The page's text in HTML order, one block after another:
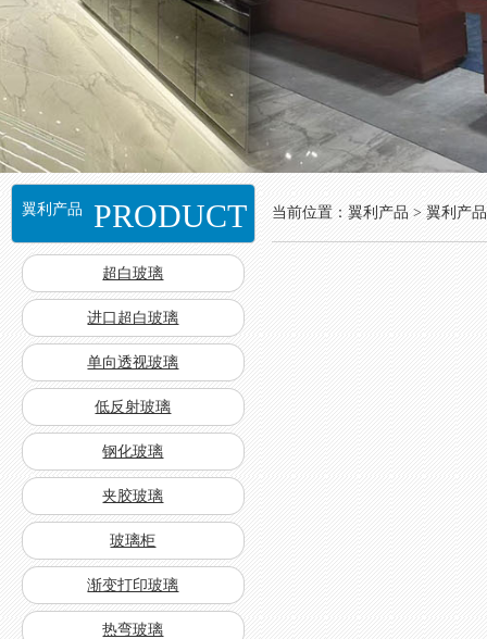
翼利产品 PRODUCT
超白玻璃
进口超白玻璃
单向透视玻璃
低反射玻璃
钢化玻璃
夹胶玻璃
玻璃柜
渐变打印玻璃
热弯玻璃
当前位置：翼利产品 > 翼利产品